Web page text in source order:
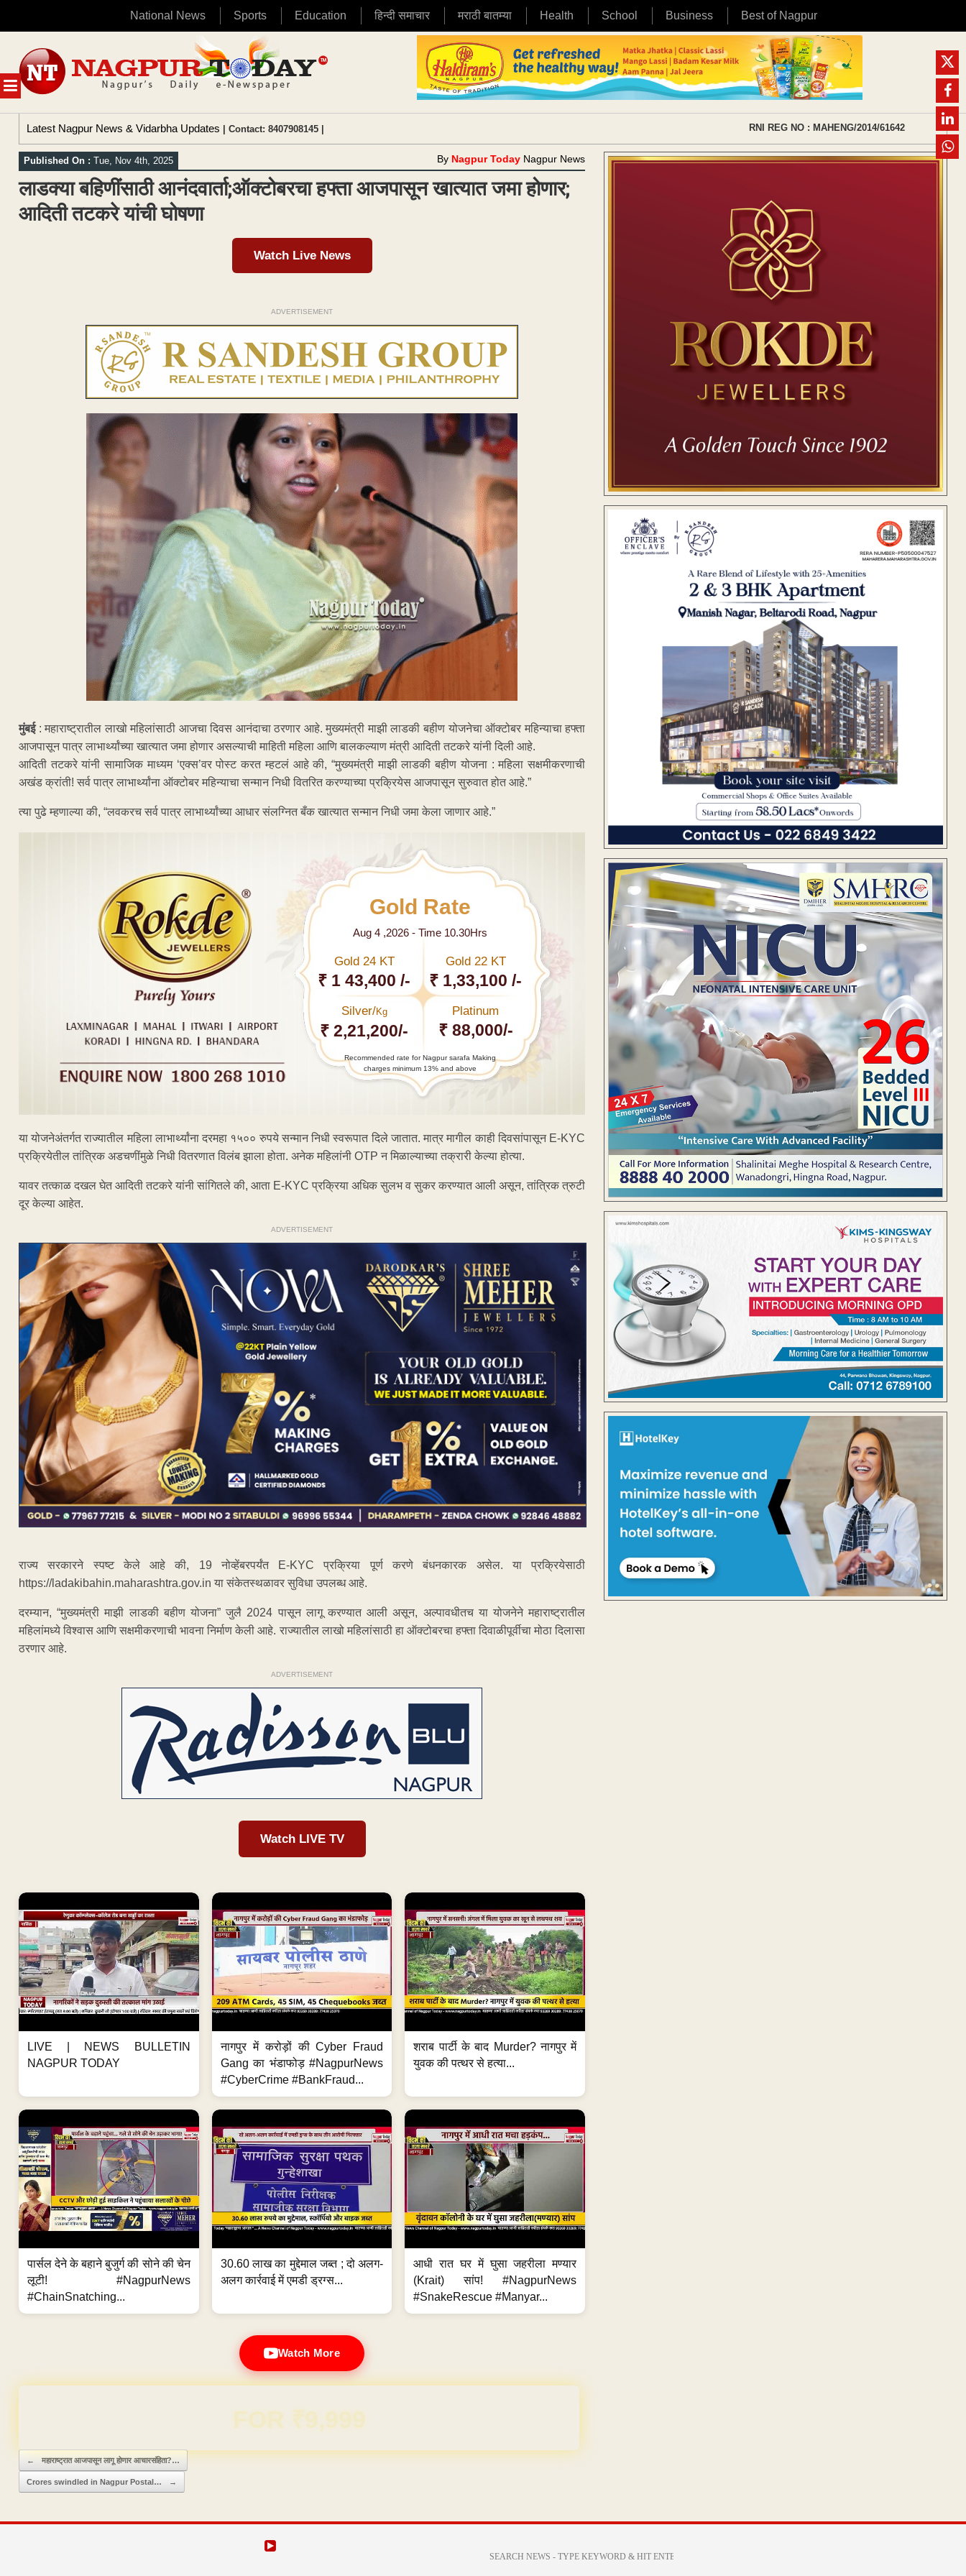
National News Sports Education हिन्दी समाचार मराठी बातम्या Health School Business Best of Nagpur
MENU
content
Latest Nagpur News & Vidarbha Updates | Contact: 8407908145 | RNI REG NO : MAHENG/2014/61642
Published On : Tue, Nov 4th, 2025 By Nagpur Today Nagpur News
लाडक्या बहिणींसाठी आनंदवार्ता;ऑक्टोबरचा हफ्ता आजपासून खात्यात जमा होणार;
आदिती तटकरे यांची घोषणा
Watch Live News
ADVERTISEMENT
मुंबई: महाराष्ट्रातील लाखो महिलांसाठी आजचा दिवस आनंदाचा ठरणार आहे. मुख्यमंत्री माझी लाडकी बहीण योजनेचा ऑक्टोबर महिन्याचा हफ्ता
आजपासून पात्र लाभार्थ्यांच्या खात्यात जमा होणार असल्याची माहिती महिला आणि बालकल्याण मंत्री आदिती तटकरे यांनी दिली आहे.
आदिती तटकरे यांनी सामाजिक माध्यम ‘एक्स’वर पोस्ट करत म्हटलं आहे की, “मुख्यमंत्री माझी लाडकी बहीण योजना : महिला सक्षमीकरणाची
अखंड क्रांती! सर्व पात्र लाभार्थ्यांना ऑक्टोबर महिन्याचा सन्मान निधी वितरित करण्याच्या प्रक्रियेस आजपासून सुरुवात होत आहे.”
त्या पुढे म्हणाल्या की, “लवकरच सर्व पात्र लाभार्थ्यांच्या आधार संलग्नित बँक खात्यात सन्मान निधी जमा केला जाणार आहे.”
Gold Rate
Aug 4 ,2026 - Time 10.30Hrs
Gold 24 KT
₹ 1 43,400 /-
Gold 22 KT
₹ 1,33,100 /-
Silver/Kg
₹ 2,21,200/-
Platinum
₹ 88,000/-
Recommended rate for Nagpur sarafa Making
charges minimum 13% and above
या योजनेअंतर्गत राज्यातील महिला लाभार्थ्यांना दरमहा १५०० रुपये सन्मान निधी स्वरूपात दिले जातात. मात्र मागील काही दिवसांपासून E-KYC
प्रक्रियेतील तांत्रिक अडचणींमुळे निधी वितरणात विलंब झाला होता. अनेक महिलांनी OTP न मिळाल्याच्या तक्रारी केल्या होत्या.
यावर तत्काळ दखल घेत आदिती तटकरे यांनी सांगितले की, आता E-KYC प्रक्रिया अधिक सुलभ व सुकर करण्यात आली असून, तांत्रिक त्रुटी
दूर केल्या आहेत.
ADVERTISEMENT
राज्य सरकारने स्पष्ट केले आहे की, 19 नोव्हेंबरपर्यंत E-KYC प्रक्रिया पूर्ण करणे बंधनकारक असेल. या प्रक्रियेसाठी
https://ladakibahin.maharashtra.gov.in या संकेतस्थळावर सुविधा उपलब्ध आहे.
दरम्यान, “मुख्यमंत्री माझी लाडकी बहीण योजना” जुलै 2024 पासून लागू करण्यात आली असून, अल्पावधीतच या योजनेने महाराष्ट्रातील
महिलांमध्ये विश्वास आणि सक्षमीकरणाची भावना निर्माण केली आहे. राज्यातील लाखो महिलांसाठी हा ऑक्टोबरचा हफ्ता दिवाळीपूर्वीचा मोठा दिलासा
ठरणार आहे.
ADVERTISEMENT
Watch LIVE TV
LIVE | NEWS BULLETIN
NAGPUR TODAY
नागपुर में करोड़ों की Cyber Fraud
Gang का भंडाफोड़ #NagpurNews
#CyberCrime #BankFraud...
शराब पार्टी के बाद Murder? नागपुर में
युवक की पत्थर से हत्या...
पार्सल देने के बहाने बुजुर्ग की सोने की चेन
लूटी! #NagpurNews
#ChainSnatching...
30.60 लाख का मुद्देमाल जब्त ; दो अलग-
अलग कार्रवाई में एमडी ड्रग्स...
आधी रात घर में घुसा जहरीला मण्यार
(Krait) सांप! #NagpurNews
#SnakeRescue #Manyar...
Watch More
Domain & Hosting FREE for 1 Year
Post navigation
← महाराष्ट्रात आजपासून लागू होणार आचारसंहिता?…
Crores swindled in Nagpur Postal… →